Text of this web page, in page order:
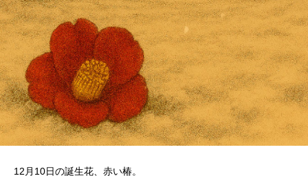
12月10日の誕生花、赤い椿。